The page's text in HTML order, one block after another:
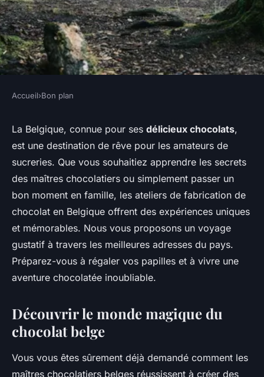
BON PLAN
Où participer à des ateliers de
fabrication de chocolat en
Belgique?
Inès •11 juillet 2024•5 min de lecture
Accueil›Bon plan
La Belgique, connue pour ses délicieux chocolats,
est une destination de rêve pour les amateurs de
sucreries. Que vous souhaitiez apprendre les secrets
des maîtres chocolatiers ou simplement passer un
bon moment en famille, les ateliers de fabrication de
chocolat en Belgique offrent des expériences uniques
et mémorables. Nous vous proposons un voyage
gustatif à travers les meilleures adresses du pays.
Préparez-vous à régaler vos papilles et à vivre une
aventure chocolatée inoubliable.
Découvrir le monde magique du
chocolat belge
Vous vous êtes sûrement déjà demandé comment les
maîtres chocolatiers belges réussissent à créer des